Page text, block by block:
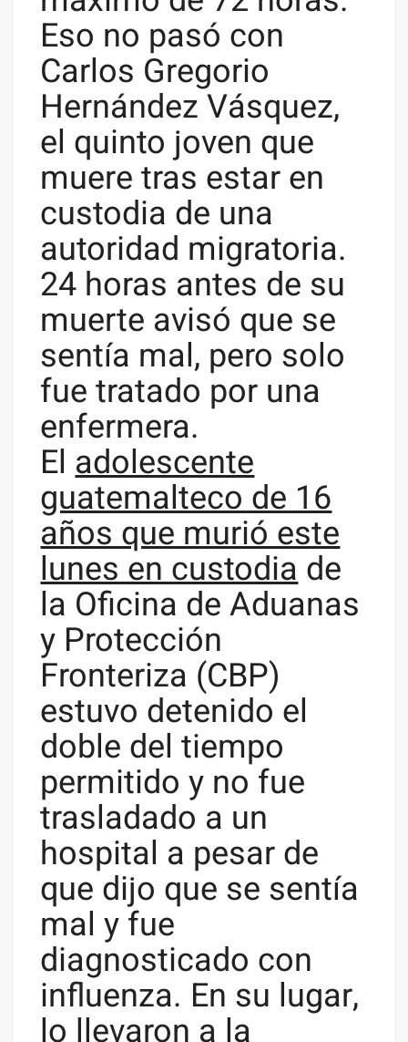
Eso no pasó con
Carlos Gregorio
Hernández Vásquez,
el quinto joven que
muere tras estar en
custodia de una
autoridad migratoria.
24 horas antes de su
muerte avisó que se
sentía mal, pero solo
fue tratado por una
enfermera.
Eladolescente
guatemalteco de 16
años que murió este
lunes en custodiade
la Oficina de Aduanas
y Protección
Fronteriza (CBP)
estuvo detenido el
doble del tiempo
permitido y no fue
trasladado a un
hospital a pesar de
que dijo que se sentía
mal y fue
diagnosticado con
influenza. En su lugar,
lo llevaron a la